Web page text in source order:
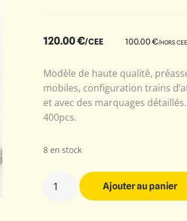
120.00€/CEE 100.00€/HORS CEE
Modèle de haute qualité,
mobiles, configuration trains
et avec des marquages
400pcs.
8 en stock
Ajouter au panier